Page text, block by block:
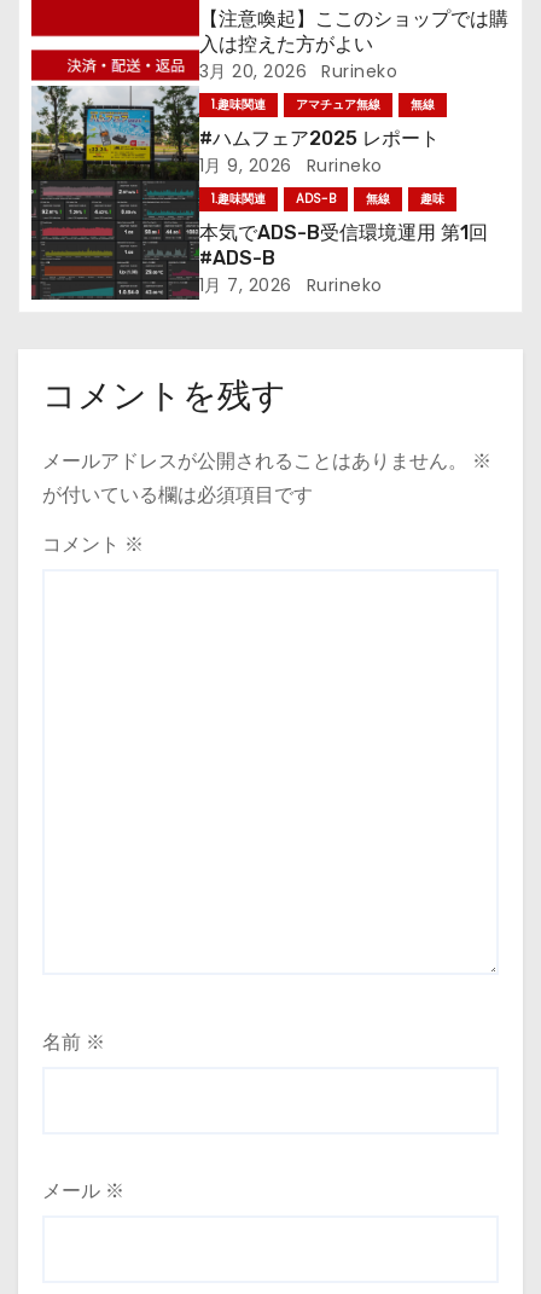
ー
シ
ョ
ン
【注意喚起】ここのショップでは購
入は控えた方がよい
3月 20, 2026 Rurineko
1.趣味関連 アマチュア無線 無線
#ハムフェア2025 レポート
1月 9, 2026 Rurineko
1.趣味関連 ADS-B 無線 趣味
本気でADS-B受信環境運用 第1回
#ADS-B
1月 7, 2026 Rurineko
コメントを残す
メールアドレスが公開されることはありません。
※
が付いている欄は必須項目です
コメント ※
名前 ※
メール ※